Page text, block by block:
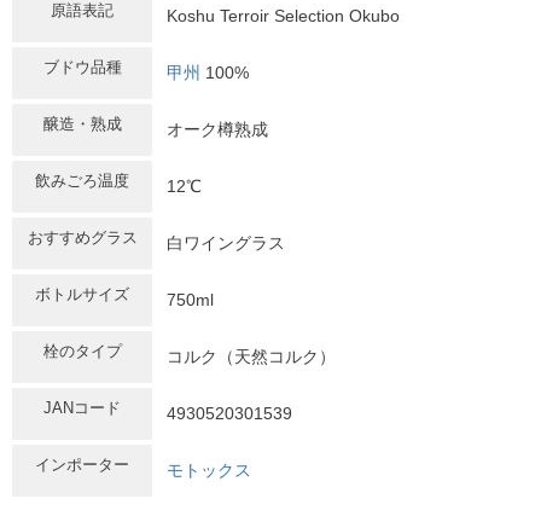
原語表記 Koshu Terroir Selection Okubo
ブドウ品種 甲州 100%
醸造・熟成 オーク樽熟成
飲みごろ温度 12℃
おすすめグラス 白ワイングラス
ボトルサイズ 750ml
栓のタイプ コルク（天然コルク）
JANコード 4930520301539
インポーター モトックス